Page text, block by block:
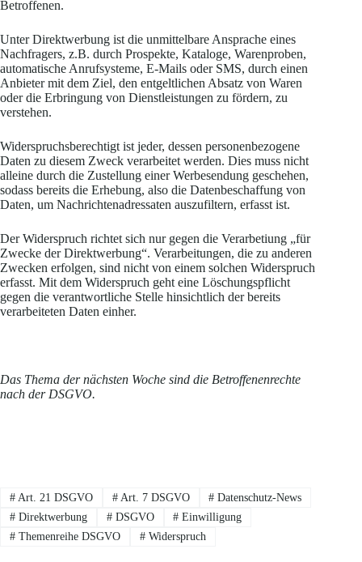
Betroffenen.
Unter Direktwerbung ist die unmittelbare Ansprache eines
Nachfragers, z.B. durch Prospekte, Kataloge, Warenproben,
automatische Anrufsysteme, E-Mails oder SMS, durch einen
Anbieter mit dem Ziel, den entgeltlichen Absatz von Waren
oder die Erbringung von Dienstleistungen zu fördern, zu
verstehen.
Widerspruchsberechtigt ist jeder, dessen personenbezogene
Daten zu diesem Zweck verarbeitet werden. Dies muss nicht
alleine durch die Zustellung einer Werbesendung geschehen,
sodass bereits die Erhebung, also die Datenbeschaffung von
Daten, um Nachrichtenadressaten auszufiltern, erfasst ist.
Der Widerspruch richtet sich nur gegen die Verarbetiung „für
Zwecke der Direktwerbung“. Verarbeitungen, die zu anderen
Zwecken erfolgen, sind nicht von einem solchen Widerspruch
erfasst. Mit dem Widerspruch geht eine Löschungspflicht
gegen die verantwortliche Stelle hinsichtlich der bereits
verarbeiteten Daten einher.
Das Thema der nächsten Woche sind die Betroffenenrechte
nach der DSGVO.
#Art. 21 DSGVO #Art. 7 DSGVO # Datenschutz-News
#Direktwerbung #DSGVO # Einwilligung
#Themenreihe DSGVO #Widerspruch